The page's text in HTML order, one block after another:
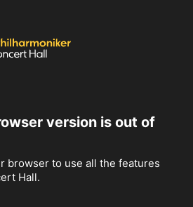
version is out of
browser to use all the features
Hall.